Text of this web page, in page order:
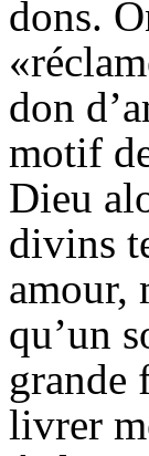
dons.
don
motif
Dieu
divins
amour,
qu’un
grande
livrer